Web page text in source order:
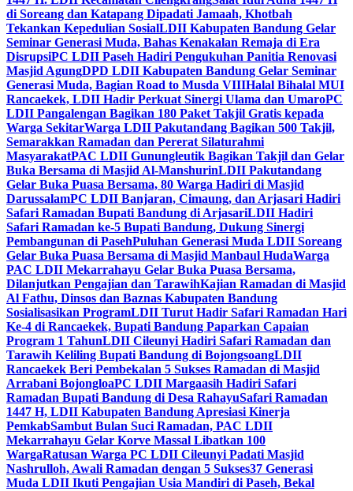
di Soreang dan Katapang Dipadati Jamaah, Khotbah
Tekankan Kepedulian SosialLDII Kabupaten Bandung Gelar
Seminar Generasi Muda, Bahas Kenakalan Remaja di Era
DisrupsiPC LDII Paseh Hadiri Pengukuhan Panitia Renovasi
Masjid AgungDPD LDII Kabupaten Bandung Gelar Seminar
Generasi Muda, Bagian Road to Musda VIIIHalal Bihalal MUI
Rancaekek, LDII Hadir Perkuat Sinergi Ulama dan UmaroPC
LDII Pangalengan Bagikan 180 Paket Takjil Gratis kepada
Warga SekitarWarga LDII Pakutandang Bagikan 500 Takjil,
Semarakkan Ramadan dan Pererat Silaturahmi
MasyarakatPAC LDII Gunungleutik Bagikan Takjil dan Gelar
Buka Bersama di Masjid Al-ManshurinLDII Pakutandang
Gelar Buka Puasa Bersama, 80 Warga Hadiri di Masjid
DarussalamPC LDII Banjaran, Cimaung, dan Arjasari Hadiri
Safari Ramadan Bupati Bandung di ArjasariLDII Hadiri
Safari Ramadan ke-5 Bupati Bandung, Dukung Sinergi
Pembangunan di PasehPuluhan Generasi Muda LDII Soreang
Gelar Buka Puasa Bersama di Masjid Manbaul HudaWarga
PAC LDII Mekarrahayu Gelar Buka Puasa Bersama,
Dilanjutkan Pengajian dan TarawihKajian Ramadan di Masjid
Al Fathu, Dinsos dan Baznas Kabupaten Bandung
Sosialisasikan ProgramLDII Turut Hadir Safari Ramadan Hari
Ke-4 di Rancaekek, Bupati Bandung Paparkan Capaian
Program 1 TahunLDII Cileunyi Hadiri Safari Ramadan dan
Tarawih Keliling Bupati Bandung di BojongsoangLDII
Rancaekek Beri Pembekalan 5 Sukses Ramadan di Masjid
Arrabani BojongloaPC LDII Margaasih Hadiri Safari
Ramadan Bupati Bandung di Desa RahayuSafari Ramadan
1447 H, LDII Kabupaten Bandung Apresiasi Kinerja
PemkabSambut Bulan Suci Ramadan, PAC LDII
Mekarrahayu Gelar Korve Massal Libatkan 100
WargaRatusan Warga PC LDII Cileunyi Padati Masjid
Nashrulloh, Awali Ramadan dengan 5 Sukses37 Generasi
Muda LDII Ikuti Pengajian Usia Mandiri di Paseh, Bekal